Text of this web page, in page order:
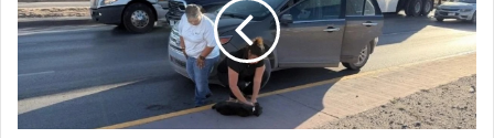
para
salvar
un
perro
lesi0nad0